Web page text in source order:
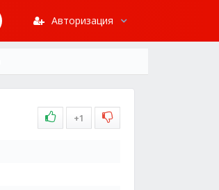
Авторизация
+1